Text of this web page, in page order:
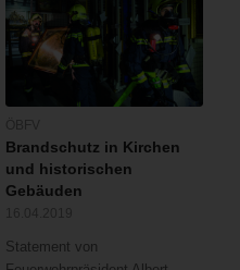
Brandschutz in Kirchen
und historischen
Gebäuden
Statement von